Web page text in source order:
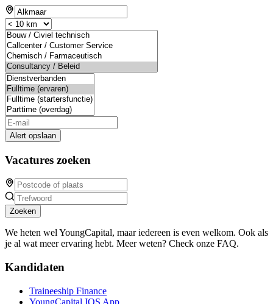
Alert opslaan
Vacatures zoeken
Zoeken
We heten wel YoungCapital, maar iedereen is even welkom. Ook als
je al wat meer ervaring hebt. Meer weten? Check onze FAQ.
Kandidaten
Traineeship Finance
YoungCapital IOS App